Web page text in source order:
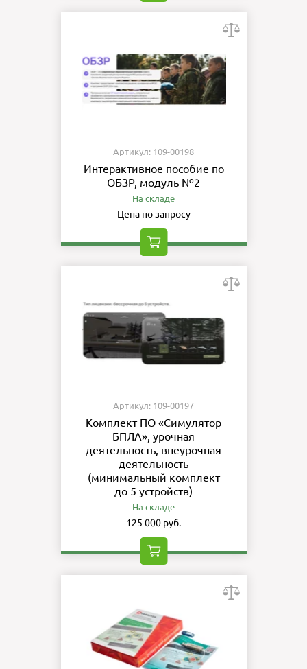
Артикул: 109-00198
Интерактивное пособие по
ОБЗР, модуль №2
На складе
Цена по запросу
Артикул: 109-00197
Комплект ПО «Симулятор
БПЛА», урочная
деятельность, внеурочная
деятельность
(минимальный комплект
до 5 устройств)
На складе
125 000 руб.